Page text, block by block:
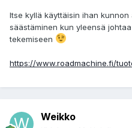
Itse kyllä käyttäisin ihan
säästäminen kun yleensä
tekemiseen
https://www.roadmachine.fi/
Weikko